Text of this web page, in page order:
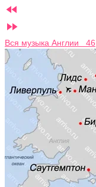


Вся музыка Англии 46